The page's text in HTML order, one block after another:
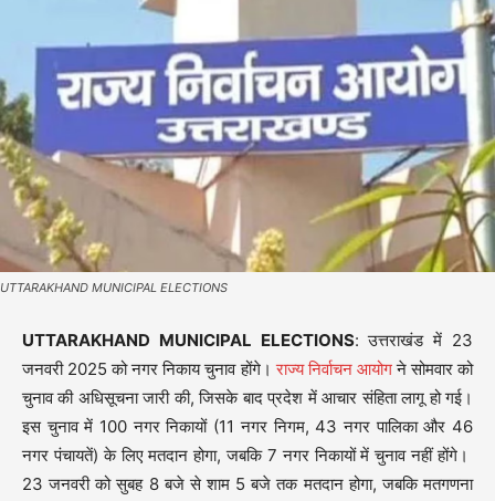
UTTARAKHAND MUNICIPAL ELECTIONS
UTTARAKHAND MUNICIPAL ELECTIONS: उत्तराखंड में 23
जनवरी 2025 को नगर निकाय चुनाव होंगे।राज्य निर्वाचन आयोगने सोमवार को
चुनाव की अधिसूचना जारी की, जिसके बाद प्रदेश में आचार संहिता लागू हो गई।
इस चुनाव में 100 नगर निकायों (11 नगर निगम, 43 नगर पालिका और 46
नगर पंचायतें) के लिए मतदान होगा, जबकि 7 नगर निकायों में चुनाव नहीं होंगे।
23 जनवरी को सुबह 8 बजे से शाम 5 बजे तक मतदान होगा, जबकि मतगणना